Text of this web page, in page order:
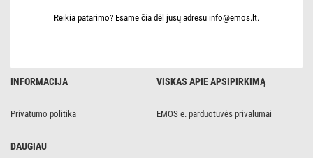
INFORMACIJA
Privatumo politika
VISKAS APIE APSIPIRKIMĄ
EMOS e. parduotuvės privalumai
DAUGIAU
Reikia patarimo? Esame čia dėl jūsų adresu info@emos.lt.